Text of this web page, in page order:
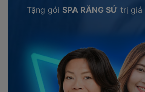
Tặng gói SPA RĂNG SỨ trị giá